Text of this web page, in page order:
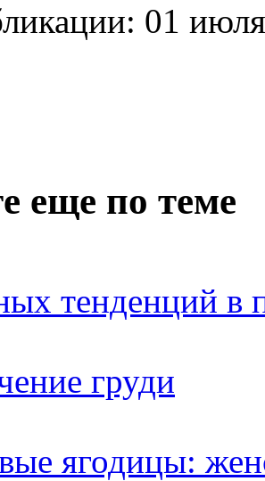
01
еще по теме
тенденций в
груди
ягодицы: